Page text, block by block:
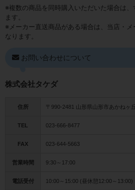
※複数の商品を同時購入いただいた場合は
ます。
※メーカー直送商品がある場合は、当店・
なります。
お問い合わせについて
株式会社タケダ
住所 〒990-2481 山形県山形市あかねヶ
TEL 023-666-8477
FAX 023-644-5663
営業時間 9:30～17:00
電話受付 10:00～15:00 (昼休憩12:00～13:00)